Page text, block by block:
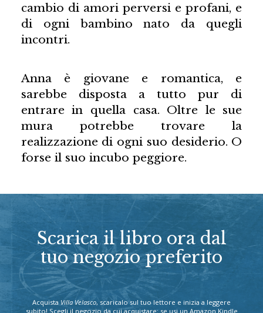
cambio di amori perversi e profani, e
di ogni bambino nato da quegli
incontri.
Anna è giovane e romantica, e
sarebbe disposta a tutto pur di
entrare in quella casa. Oltre le sue
mura potrebbe trovare la
realizzazione di ogni suo desiderio. O
forse il suo incubo peggiore.
Scarica il libro ora dal
tuo negozio preferito
AcquistaVilla Velasco, scaricalo sul tuo lettore e inizia a leggere
subito! Scegli il negozio da cui acquistare: se usi un Amazon Kindle